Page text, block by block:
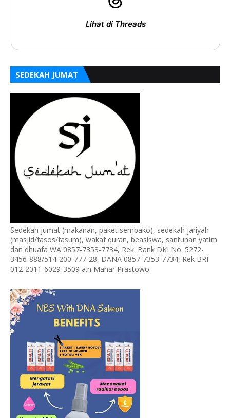
Lihat di Threads
SEDEKAH JUMAT
Sedekah jumat (makanan, paket sembako), sedekah jariyah
(masjid/fasos/fasum), wakaf quran, beasiswa, santunan yatim
dan dhuafa WA 0857-7353-7734, Rek. Bank DKI No. 5272-
3456-888/514-200-777-28, DANA 0857-7353-7734, Rek BRI
012-2011-6029-3509 a.n Mahar Prastowo